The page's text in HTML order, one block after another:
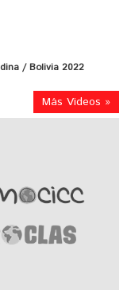
/ Bolivia 2022
Más Videos »